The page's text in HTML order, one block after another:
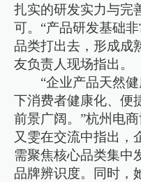
扎实的研发实力与完
可。“产品研发基础
品类打出去，形成成
友负责人现场指出。
“企业产品天然
下消费者健康化、便
前景广阔。”杭州电
又雯在交流中指出，
需聚焦核心品类集中
品牌辨识度。同时，